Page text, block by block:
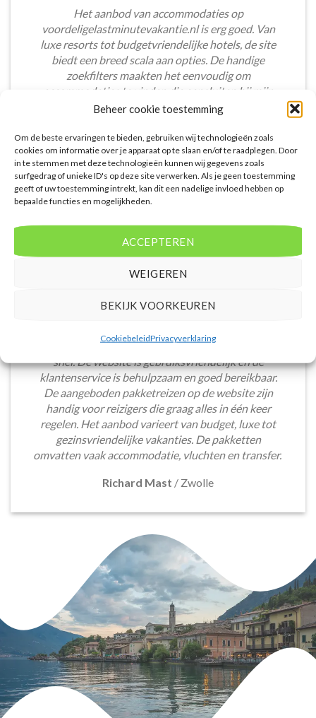
Beheer cookie toestemming
Om de beste ervaringen te bieden, gebruiken wij technologieën zoals
cookies om informatie over je apparaat op te slaan en/of te raadplegen. Door
in te stemmen met deze technologieën kunnen wij gegevens zoals
surfgedrag of unieke ID's op deze site verwerken. Als je geen toestemming
geeft of uw toestemming intrekt, kan dit een nadelige invloed hebben op
bepaalde functies en mogelijkheden.
ACCEPTEREN
WEIGEREN
BEKIJK VOORKEUREN
CookiebeleidPrivacyverklaring
Het aanbod van accommodaties op
voordeligelastminutevakantie.nl is erg goed. Van
luxe resorts tot budgetvriendelijke hotels, de site
biedt een breed scala aan opties. De handige
zoekfilters maakten het eenvoudig om
accommodaties te vinden die aansluiten bij mijn
voorkeuren en budget.
Tim Beukers/Tilburg
Voordeligelastminutevakantie.nl is eenvoudig en
snel. De website is gebruiksvriendelijk en de
klantenservice is behulpzaam en goed bereikbaar.
De aangeboden pakketreizen op de website zijn
handig voor reizigers die graag alles in één keer
regelen. Het aanbod varieert van budget, luxe tot
gezinsvriendelijke vakanties. De pakketten
omvatten vaak accommodatie, vluchten en transfer.
Richard Mast / Zwolle